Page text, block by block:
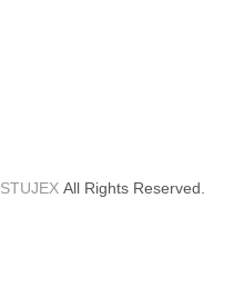
STUJEX All Rights Reserved.